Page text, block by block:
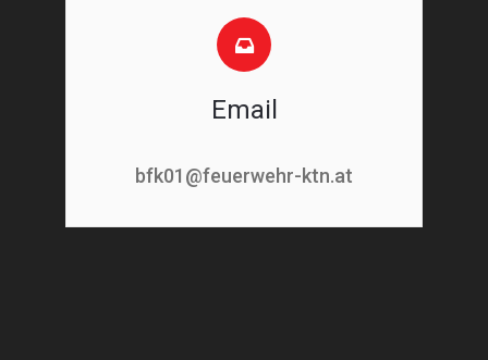
Email
bfk01@feuerwehr-ktn.at